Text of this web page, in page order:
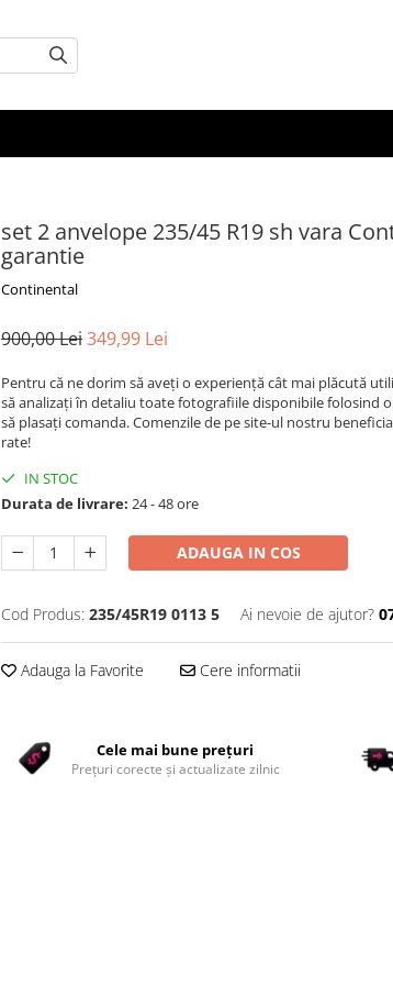
set 2 anvelope 235/45 R19 sh vara
garantie
Continental
900,00 Lei349,99 Lei
Pentru că ne dorim să aveți o experiență cât mai plăcută
să analizați în detaliu toate fotografiile disponibile folosind
să plasați comanda. Comenzile de pe site-ul nostru
rate!
IN STOC
Durata de livrare: 24 - 48 ore
ADAUGA IN COS
Cod Produs: 235/45R19 0113 5 Ai nevoie de ajutor?
Adauga la Favorite Cere informatii
Cele mai bune prețuri
Prețuri corecte și actualizate zilnic